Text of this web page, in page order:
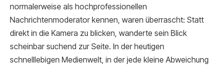
normalerweise als hochprofessionellen
Nachrichtenmoderator kennen, waren überrascht: Statt
direkt in die Kamera zu blicken, wanderte sein Blick
scheinbar suchend zur Seite. In der heutigen
schnelllebigen Medienwelt, in der jede kleine Abweichung